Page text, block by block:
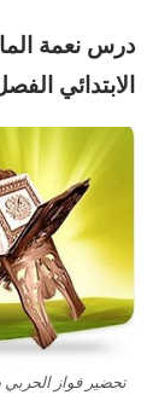
درس نعمة
الابتدائي الفصل
تحضير فواز الحربي